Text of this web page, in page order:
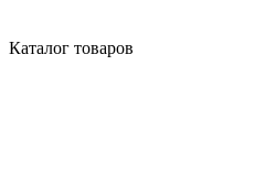
Каталог товаров